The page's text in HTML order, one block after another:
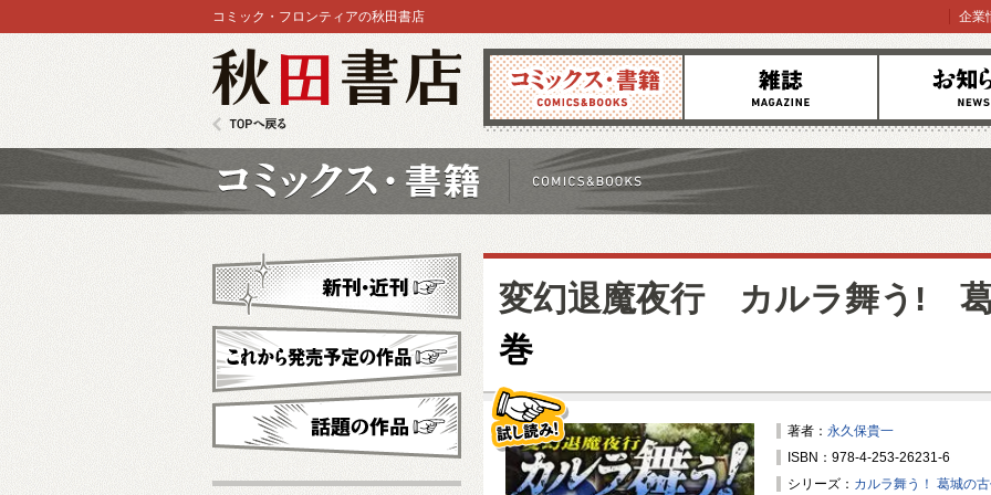
コミックス 雑誌 お知らせ
コミック・フロンティアの秋田書店 企業
変幻退魔夜行 カルラ舞う! 葛
巻
著者： 永久保貴一
ISBN：978-4-253-26231-6
シリーズ： カルラ舞う！ 葛城の
試し読み！
新刊・近刊
これから発売予定